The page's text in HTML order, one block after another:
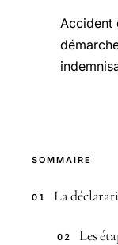
Accident
SOMMAIRE
01 La
02 Les